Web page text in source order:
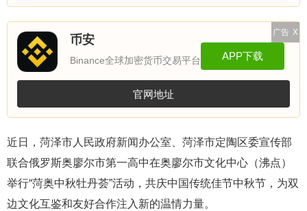
广告 X
币安
Binance全球加密货币交易平台 APP下载
官网地址
近日，菏泽市人民政府新闻办公室、菏泽市定陶区委宣传部
联合俄罗斯奥廖尔市第一高中在奥廖尔市文化中心（沸点）
举行“菏奥中秋牡丹荟”活动，共庆中国传统佳节中秋节，为双
边文化互鉴和友好合作注入新的温情力量。